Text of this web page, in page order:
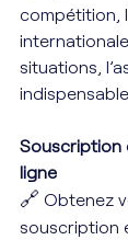
compétition,
situations,
indispensable.
Souscription
ligne
🔗 Obtenez
souscription